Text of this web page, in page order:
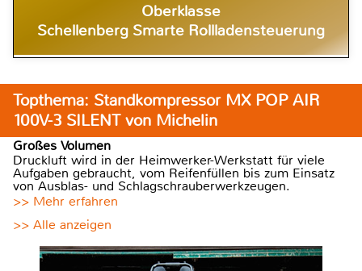
Oberklasse
Schellenberg Smarte Rollladensteuerung
Topthema: Standkompressor MX POP AIR
100V-3 SILENT von Michelin
Großes Volumen
Druckluft wird in der Heimwerker-Werkstatt für viele
Aufgaben gebraucht, vom Reifenfüllen bis zum Einsatz
von Ausblas- und Schlagschrauberwerkzeugen.
>> Mehr erfahren
>> Alle anzeigen